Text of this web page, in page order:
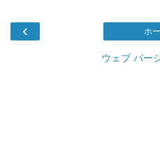
‹ ホ
ウェブ バー